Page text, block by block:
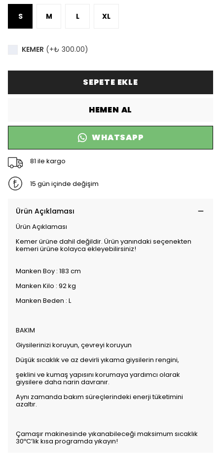
S M L XL
KEMER (+₺ 300.00)
SEPETE EKLE
HEMEN AL
WHATSAPP
81 ile kargo
15 gün içinde değişim
Ürün Açıklaması
Ürün Açıklaması
Kemer ürüne dahil değildir. Ürün yanındaki seçenekten
kemeri ürüne kolayca ekleyebilirsiniz!
Manken Boy : 183 cm
Manken Kilo : 92 kg
Manken Beden : L
BAKIM
Giysilerinizi koruyun, çevreyi koruyun
Düşük sıcaklık ve az devirli yıkama giysilerin rengini,
şeklini ve kumaş yapısını korumaya yardımcı olarak
giysilere daha narin davranır.
Aynı zamanda bakım süreçlerindeki enerji tüketimini
azaltır.
Çamaşır makinesinde yıkanabileceği maksimum sıcaklık
30ºC’lik kısa programda yıkayın!